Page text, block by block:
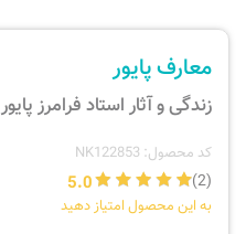
معارف پایور
زندگی و آثار استاد فرامرز پایور
کد محصول: NK122853
(2)
5.0
به این محصول امتیاز دهید